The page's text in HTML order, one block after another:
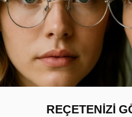
REÇETENİZİ